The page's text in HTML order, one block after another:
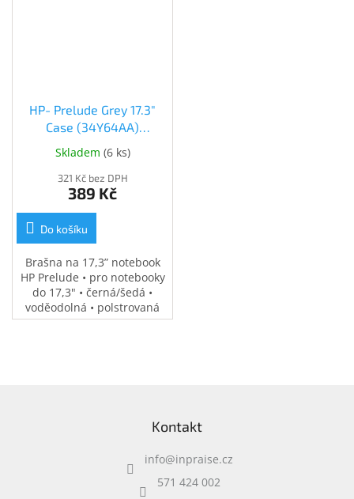
HP- Prelude Grey 17.3"
Case (34Y64AA)
(34Y64AA)
Skladem (6 ks)
321 Kč bez DPH
389 Kč
Do košíku
Brašna na 17,3” notebook
HP Prelude • pro notebooky
do 17,3" • černá/šedá •
voděodolná • polstrovaná
přihrádka na notebook •
Kontakt
info@inpraise.cz
571 424 002